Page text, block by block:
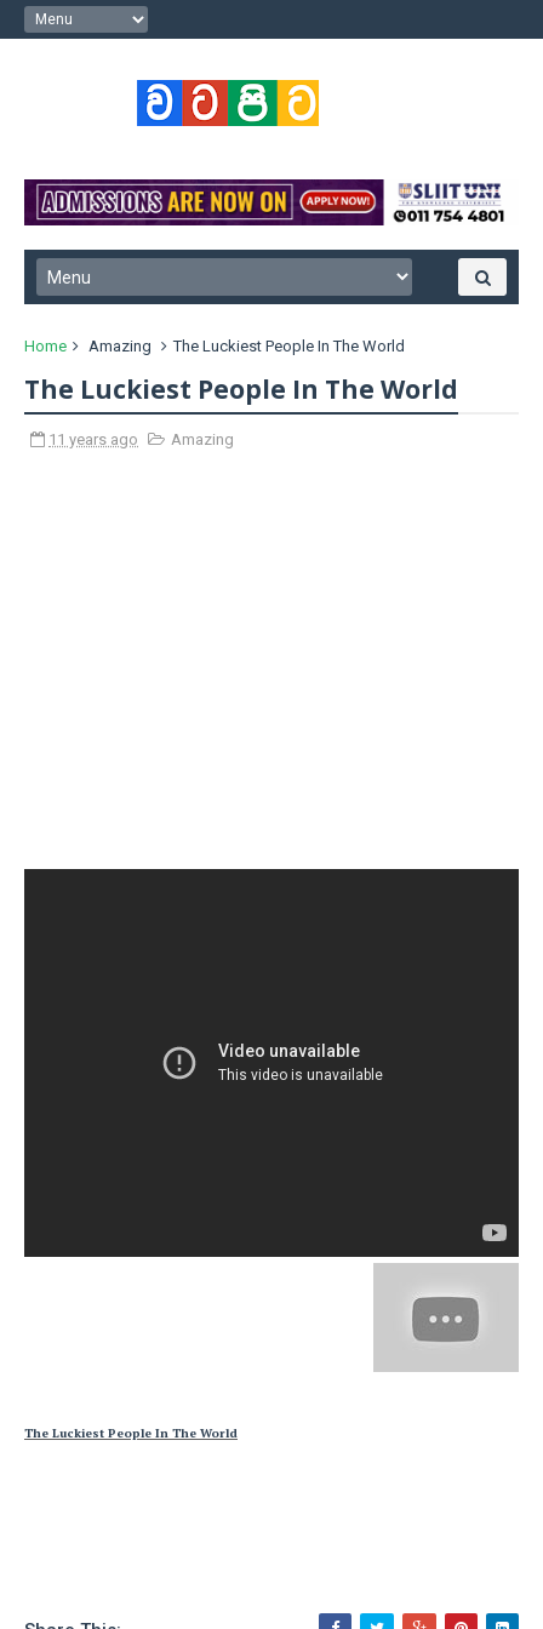
Home Amazing The Luckiest People In The World
The Luckiest People In The World
11 years ago Amazing
The Luckiest People In The World